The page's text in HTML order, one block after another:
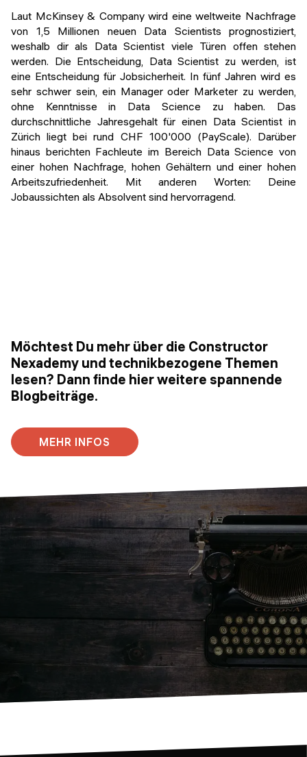
Laut McKinsey & Company wird eine weltweite Nachfrage
von 1,5 Millionen neuen Data Scientists prognostiziert,
weshalb dir als Data Scientist viele Türen offen stehen
werden. Die Entscheidung, Data Scientist zu werden, ist
eine Entscheidung für Jobsicherheit. In fünf Jahren wird es
sehr schwer sein, ein Manager oder Marketer zu werden,
ohne Kenntnisse in Data Science zu haben. Das
durchschnittliche Jahresgehalt für einen Data Scientist in
Zürich liegt bei rund CHF 100'000 (PayScale). Darüber
hinaus berichten Fachleute im Bereich Data Science von
einer hohen Nachfrage, hohen Gehältern und einer hohen
Arbeitszufriedenheit. Mit anderen Worten: Deine
Jobaussichten als Absolvent sind hervorragend.
Möchtest Du mehr über die Constructor
Nexademy und technikbezogene Themen
lesen? Dann finde hier weitere spannende
Blogbeiträge.
MEHR INFOS